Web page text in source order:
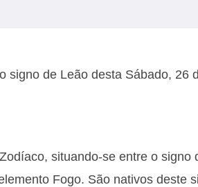
signo de Leão desta Sábado, 26
situando-se entre o signo
Fogo. São nativos deste